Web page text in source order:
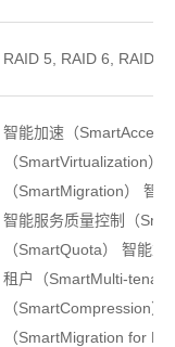
RAID 5, RAID 6, RAID-
智能加速（
（SmartVirtualization）
（SmartMigration） 智
智能服务质量控制（
（SmartQuota） 智能
租户（SmartMulti-
（SmartCompression）
（SmartMigration for